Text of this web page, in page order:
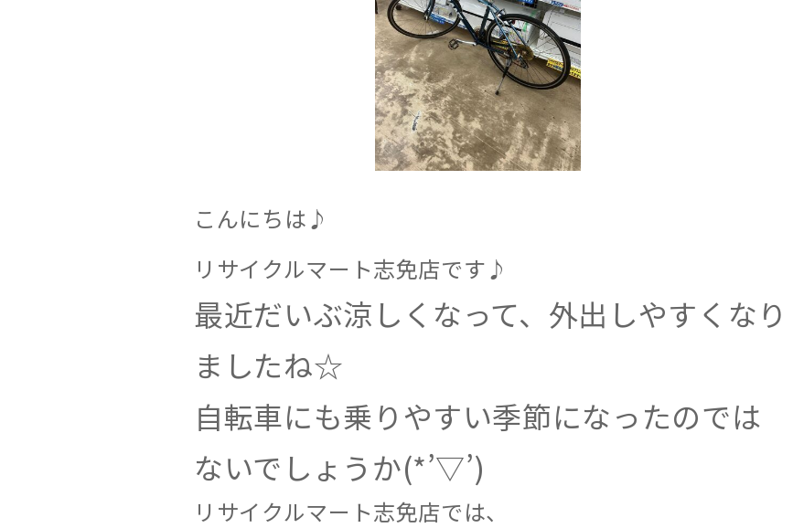
こんにちは♪
リサイクルマート志免店です♪
最近だいぶ涼しくなって、外出しやすくなり
ましたね☆
自転車にも乗りやすい季節になったのでは
ないでしょうか(*’▽’)
リサイクルマート志免店では、